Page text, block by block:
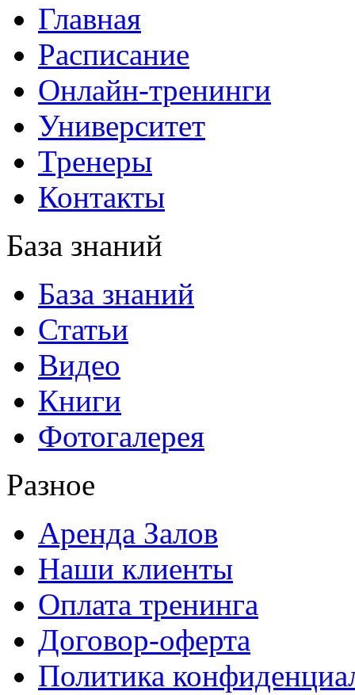
Главная
Расписание
Онлайн-тренинги
Университет
Тренеры
Контакты
База знаний
База знаний
Статьи
Видео
Книги
Фотогалерея
Разное
Аренда Залов
Наши клиенты
Оплата тренинга
Договор-оферта
Политика